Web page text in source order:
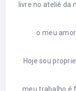
livre no ateliê da
o meu
Hoje sou
meu trabalho é